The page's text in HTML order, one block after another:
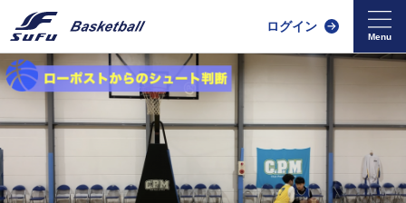
ログイン